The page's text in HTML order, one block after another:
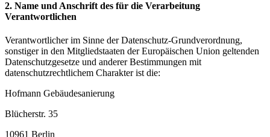
2. Name und Anschrift des für die Verarbeitung
Verantwortlichen
Verantwortlicher im Sinne der Datenschutz-Grundverordnung,
sonstiger in den Mitgliedstaaten der Europäischen Union geltenden
Datenschutzgesetze und anderer Bestimmungen mit
datenschutzrechtlichem Charakter ist die:
Hofmann Gebäudesanierung
Blücherstr. 35
10961 Berlin